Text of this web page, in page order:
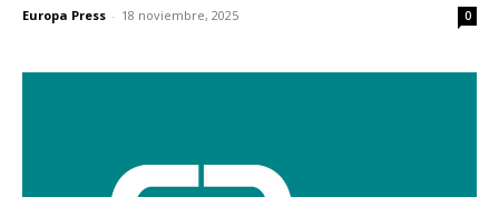
Europa Press - 18 noviembre, 2025 0